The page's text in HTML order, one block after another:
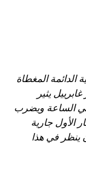
الدائمة المغطاة
يثير
تتراوح بين 80 و100 ميل في الساعة ويضرب
الأول جارية
ينظر في هذا